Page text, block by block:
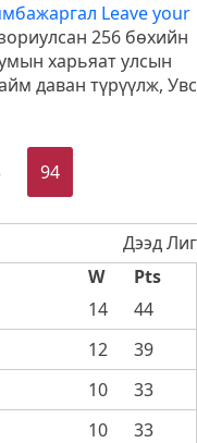
Leave your
256 бөхийн
харьяат улсын
даван түрүүлж, Увс
94
Дээд Лиг
W
Pts
14
44
12
39
10
33
10
33